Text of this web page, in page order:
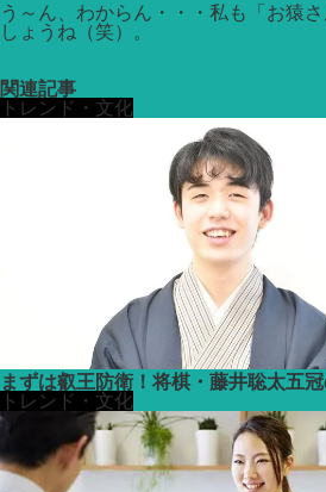
う～ん、わからん・・・私も「お猿
しょうね（笑）。
関連記事
トレンド・文化
まずは叡王防衛！将棋・藤井聡太五
トレンド・文化